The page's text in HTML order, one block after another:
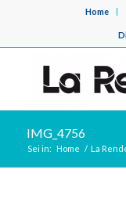
Home
IMG_4756
Sei in: Home / La